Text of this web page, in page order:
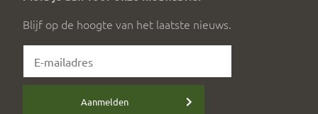
Blijf op de hoogte van het laatste nieuws.
Aanmelden